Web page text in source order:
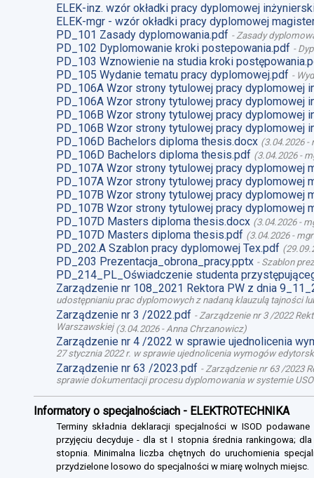
ELEK-inz. wzór okładki pracy dyplomowej
ELEK-mgr - wzór okładki pracy dyplomowej
PD_101 Zasady dyplomowania.pdf - Zasady
PD_102 Dyplomowanie kroki postepowania.pdf -
PD_103 Wznowienie na studia kroki
PD_105 Wydanie tematu pracy dyplomowej.pdf -
PD_106A Wzor strony tytulowej pracy dyplomowej
PD_106A Wzor strony tytulowej pracy dyplomowej
PD_106B Wzor strony tytulowej pracy dyplomowej
PD_106B Wzor strony tytulowej pracy dyplomowej
PD_106D Bachelors diploma thesis.docx (3.04.2026-
PD_106D Bachelors diploma thesis.pdf (3.04.2026-
PD_107A Wzor strony tytulowej pracy dyplomowej
PD_107A Wzor strony tytulowej pracy dyplomowej
PD_107B Wzor strony tytulowej pracy dyplomowej
PD_107B Wzor strony tytulowej pracy dyplomowej
PD_107D Masters diploma thesis.docx (3.04.2026-
PD_107D Masters diploma thesis.pdf (3.04.2026-
PD_202.A Szablon pracy dyplomowej Tex.pdf (
PD_203 Prezentacja_obrona_pracy.pptx - Szablon
PD_214_PL_Oświadczenie studenta
Zarządzenie nr 108_2021 Rektora PW z dnia
udostępnianiu prac dyplomowych z nadaną klauzulą tajności
Zarządzenie nr 3 /2022.pdf - Zarządzenie nr 3 /2022
Warszawskiej(3.04.2026- Anna Chrzanowicz)
Zarządzenie nr 4 /2022 w sprawie ujednolicenia
27 stycznia 2022 r. w sprawie ujednolicenia wymogów
Zarządzenie nr 63 /2023.pdf - Zarządzenie nr 63 /2023
sprawie dokumentacji procesu dyplomowania w systemie
Informatory o specjalnościach - ELEKTROTECHNIKA
Terminy składnia deklaracji specjalności w ISOD
przyjęciu decyduje - dla st I stopnia średnia rankingowa;
stopnia. Minimalna liczba chętnych do uruchomienia
przydzielone losowo do specjalności w miarę wolnych miejsc.